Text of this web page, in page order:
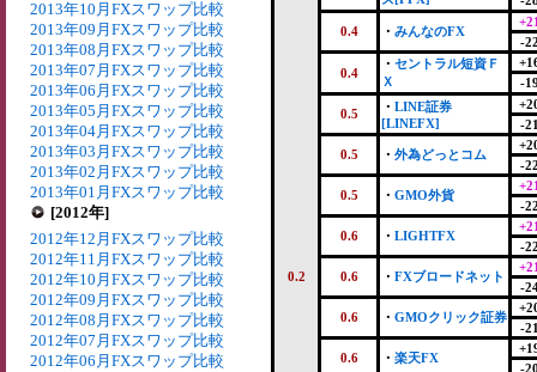
2013年10月FXスワップ比較
2013年09月FXスワップ比較
2013年08月FXスワップ比較
2013年07月FXスワップ比較
2013年06月FXスワップ比較
2013年05月FXスワップ比較
2013年04月FXスワップ比較
2013年03月FXスワップ比較
2013年02月FXスワップ比較
2013年01月FXスワップ比較
[2012年]
2012年12月FXスワップ比較
2012年11月FXスワップ比較
2012年10月FXスワップ比較
2012年09月FXスワップ比較
2012年08月FXスワップ比較
2012年07月FXスワップ比較
2012年06月FXスワップ比較
0.2
0.4 ・ みんなのFX
-
0.4
・ セントラル短資Ｆ
Ｘ
-
0.5 ・ LINE証券
[LINEFX]
-
0.5 ・ 外為どっとコム
-
0.5 ・ GMO外貨
-
0.6 ・ LIGHTFX
-
0.6 ・ FXブロードネット
-
0.6 ・ GMOクリック証券
-
0.6 ・ 楽天FX
-